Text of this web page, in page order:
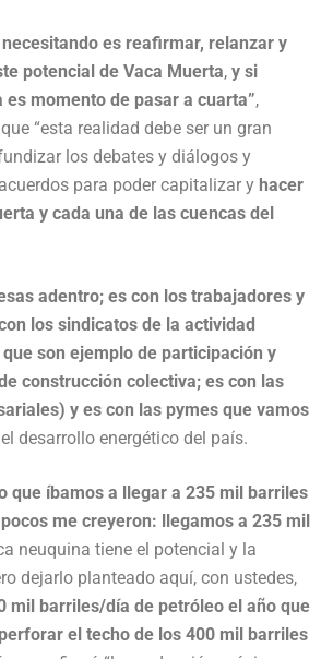
necesitando es reafirmar, relanzar y
potencial de Vaca Muerta, y si
momento de pasar a cuarta”,
“esta realidad debe ser un gran
los debates y diálogos y
para poder capitalizar y hacer
y cada una de las cuencas del
adentro; es con los trabajadores y
los sindicatos de la actividad
son ejemplo de participación y
construcción colectiva; es con las
y es con las pymes que vamos
el desarrollo energético del país.
que íbamos a llegar a 235 mil barriles
me creyeron: llegamos a 235 mil
neuquina tiene el potencial y la
dejarlo planteado aquí, con ustedes,
mil barriles/día de petróleo el año que
perforar el techo de los 400 mil barriles